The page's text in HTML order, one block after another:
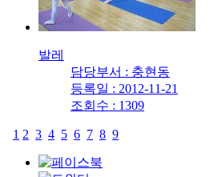
발레
담당부서 : 충현동
등록일 : 2012-11-21
조회수 : 1309
1 2 3 4 5 6 7 8 9